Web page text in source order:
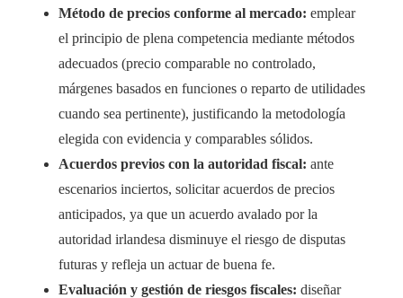
Método de precios conforme al mercado: emplear
el principio de plena competencia mediante métodos
adecuados (precio comparable no controlado,
márgenes basados en funciones o reparto de utilidades
cuando sea pertinente), justificando la metodología
elegida con evidencia y comparables sólidos.
Acuerdos previos con la autoridad fiscal: ante
escenarios inciertos, solicitar acuerdos de precios
anticipados, ya que un acuerdo avalado por la
autoridad irlandesa disminuye el riesgo de disputas
futuras y refleja un actuar de buena fe.
Evaluación y gestión de riesgos fiscales: diseñar